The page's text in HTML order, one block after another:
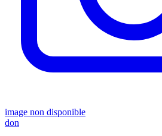
image non disponible
don